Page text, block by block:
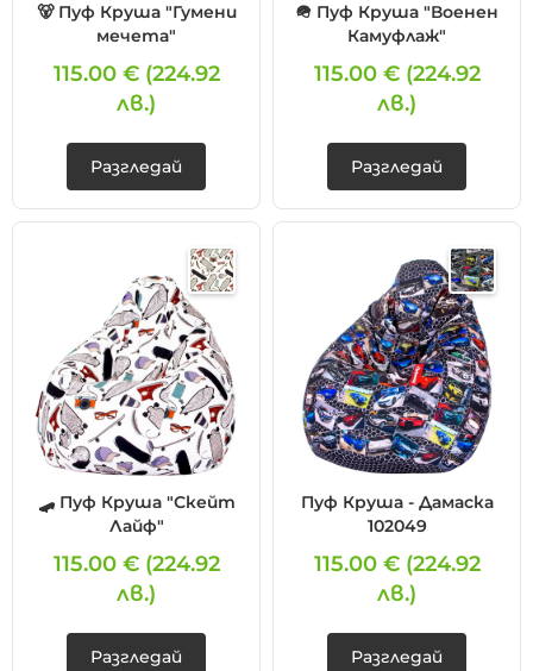
🐻 Пуф Круша "Гумени
мечета"
115.00 € (224.92
лв.)
Разгледай
🪖 Пуф Круша "Военен
Камуфлаж"
115.00 € (224.92
лв.)
Разгледай
🛹 Пуф Круша "Скейт
Лайф"
115.00 € (224.92
лв.)
Разгледай
Пуф Круша - Дамаска
102049
115.00 € (224.92
лв.)
Разгледай